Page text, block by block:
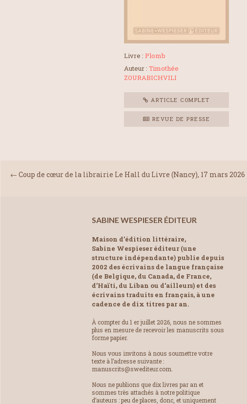
Livre : Plomb
Auteur : Timothée
ZOURABICHVILI
ARTICLE COMPLET
REVUE DE PRESSE
← Coup de cœur de la librairie Le Hall du Livre (Nancy), 17 mars 2026
SABINE WESPIESER ÉDITEUR
Maison d’édition littéraire,
Sabine Wespieser éditeur (une
structure indépendante) publie depuis
2002 des écrivains de langue française
(de Belgique, du Canada, de France,
d’Haïti, du Liban ou d’ailleurs) et des
écrivains traduits en français, à une
cadence de dix titres par an.
À compter du 1 er juillet 2026, nous ne sommes
plus en mesure de recevoir les manuscrits sous
forme papier.
Nous vous invitons à nous soumettre votre
texte à l’adresse suivante :
manuscrits@swediteur.com.
Nous ne publions que dix livres par an et
sommes très attachés à notre politique
d’auteurs : peu de places, donc, et uniquement